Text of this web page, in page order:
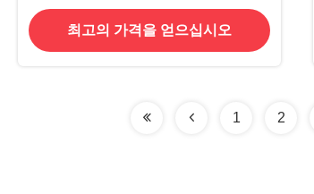
함정 해충 관리 살아있는 마우스 스냅
함정
최고의 가격을 얻으십시오
1 2